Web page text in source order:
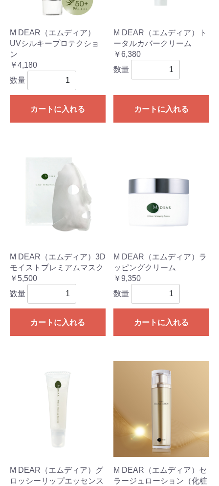
M DEAR（エムディア）
UVシルキープロテクショ
ン
￥4,180
数量
カートに入れる
M DEAR（エムディア）ト
ータルカバークリーム
￥6,380
数量
カートに入れる
M DEAR（エムディア）3D
モイストプレミアムマスク
￥5,500
数量
カートに入れる
M DEAR（エムディア）ラ
ッピングクリーム
￥9,350
数量
カートに入れる
M DEAR（エムディア）グ
ロッシーリップエッセンス
M DEAR（エムディア）セ
ラージュローション（化粧